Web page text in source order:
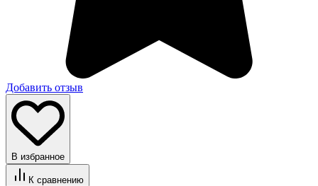
Добавить отзыв
В избранное
К сравнению